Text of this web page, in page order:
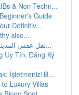
& Non-Techn...
Guide
Definitiv...
also...
نقل عفش المدينة المنورة: دليل شامل للخدمات والأ...
Uy Tín, Đăng Ký
İşletmenizi B...
Luxury Villas